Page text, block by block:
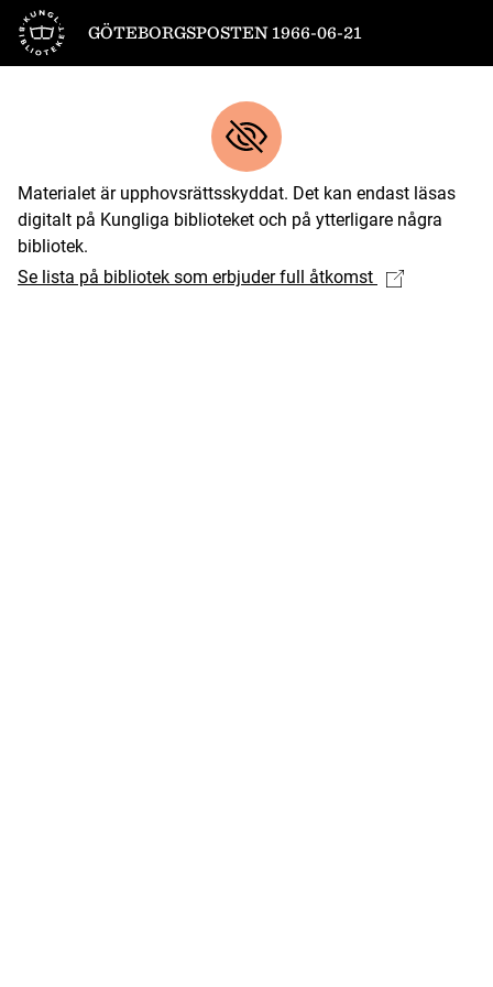
Till startsidan
GÖTEBORGSPOSTEN 1966-06-21
Materialet är upphovsrättsskyddat. Det kan endast läsas
digitalt på Kungliga biblioteket och på ytterligare några
bibliotek.
Se lista på bibliotek som erbjuder full åtkomst